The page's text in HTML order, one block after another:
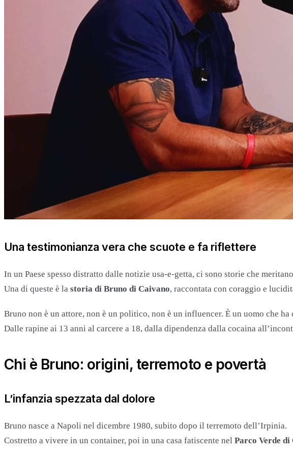
Una testimonianza vera che scuote e fa riflettere
In un Paese spesso distratto dalle notizie usa-e-getta, ci sono storie che
Una di queste è la storia di Bruno di Caivano, raccontata con coraggio e
Bruno non è un attore, non è un politico, non è un influencer. È un uomo che
Dalle rapine ai 13 anni al carcere a 18, dalla dipendenza dalla cocaina
Chi è Bruno: origini, terremoto e povertà
L’infanzia spezzata dal dolore
Bruno nasce a Napoli nel dicembre 1980, subito dopo il terremoto dell’Irpinia.
Costretto a vivere in un container, poi in una casa fatiscente nel Parco Verde di